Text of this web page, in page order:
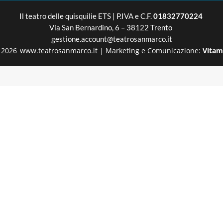
Il teatro delle quisquilieETS | P.IVA e C.F.01832770224
Via San Bernardino, 6 – 38122 Trento
gestione.account@teatrosanmarco.it
2026 www.teatrosanmarco.it | Marketing e Comunicazione: